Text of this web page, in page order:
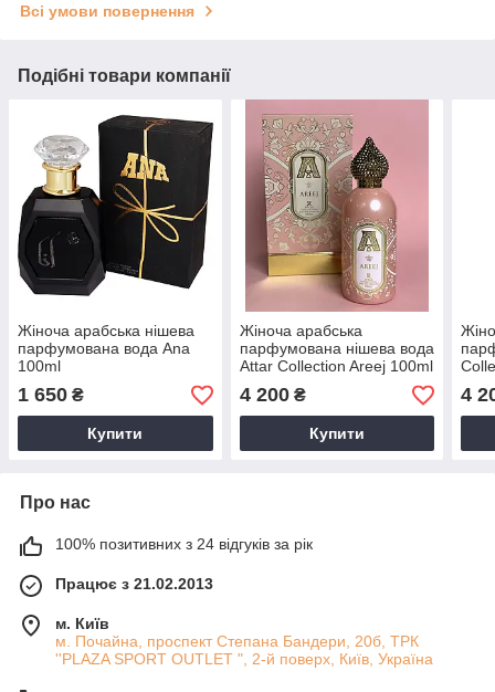
Всі умови повернення
Подібні товари компанії
Жіноча арабська нішева
парфумована вода Ana
100ml
1 650 ₴
Купити
Жіноча арабська
парфумована нішева вода
Attar Collection Areej 100ml
4 200₴
Купити
4
Про нас
100% позитивних з 24 відгуків за рік
Працює з 21.02.2013
м. Київ
м. Почайна, проспект Степана Бандери, 20б, ТРК
''PLAZA SPORT OUTLET ", 2-й поверх, Київ, Україна